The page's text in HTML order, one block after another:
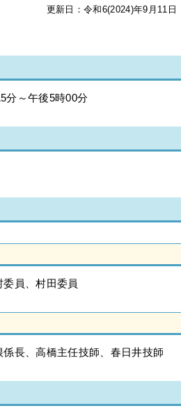
更新日：令和6(2024)年9月11日
分～午後5時00分
員、村田委員
長、高橋主任技師、春日井技師